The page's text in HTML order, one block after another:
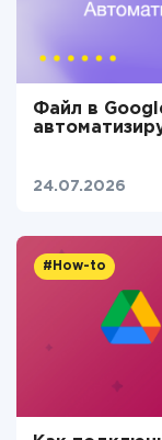
Файл в
24.07.2026
#How-to